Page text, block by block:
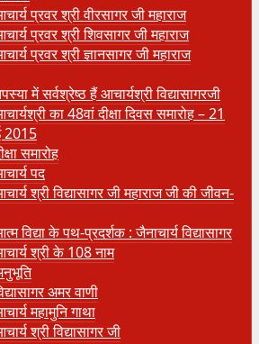
प्रवर श्री वीरसागर जी महाराज
प्रवर श्री शिवसागर जी महाराज
प्रवर श्री ज्ञानसागर जी महाराज
में सर्वश्रेष्ठ हैं आचार्यश्री विद्यासागरजी
का 48वां दीक्षा दिवस समारोह – 21
2015
समारोह
पद
श्री विद्यासागर जी महाराज जी की जीवन-
विद्या के पथ-प्रदर्शक : जैनाचार्य विद्यासागर
श्री के 108 नाम
अमर वाणी
महामुनि गाथा
श्री विद्यासागर जी